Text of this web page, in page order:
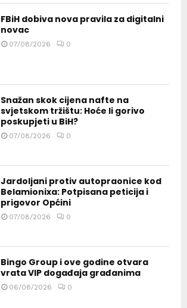
FBiH dobiva nova pravila za digitalni
novac
07/08/2026 0
Snažan skok cijena nafte na
svjetskom tržištu: Hoće li gorivo
poskupjeti u BiH?
07/08/2026 0
Jardoljani protiv autopraonice kod
Belamionixa: Potpisana peticija i
prigovor Općini
07/08/2026 0
Bingo Group i ove godine otvara
vrata VIP događaja građanima
06/08/2026 0